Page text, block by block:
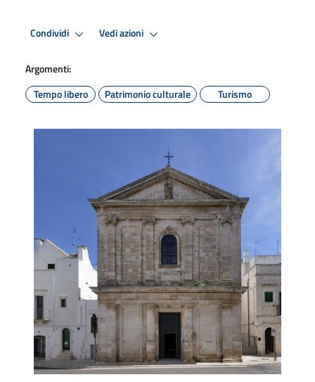
Condividi Vedi azioni
Argomenti:
Tempo libero
Patrimonio culturale Turismo